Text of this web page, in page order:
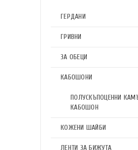
ГЕРДАНИ
ГРИВНИ
ЗА ОБЕЦИ
КАБОШОНИ
ПОЛУСКЪПОЦЕННИ
КАБОШОН
КОЖЕНИ ШАЙБИ
ЛЕНТИ ЗА БИЖУТА